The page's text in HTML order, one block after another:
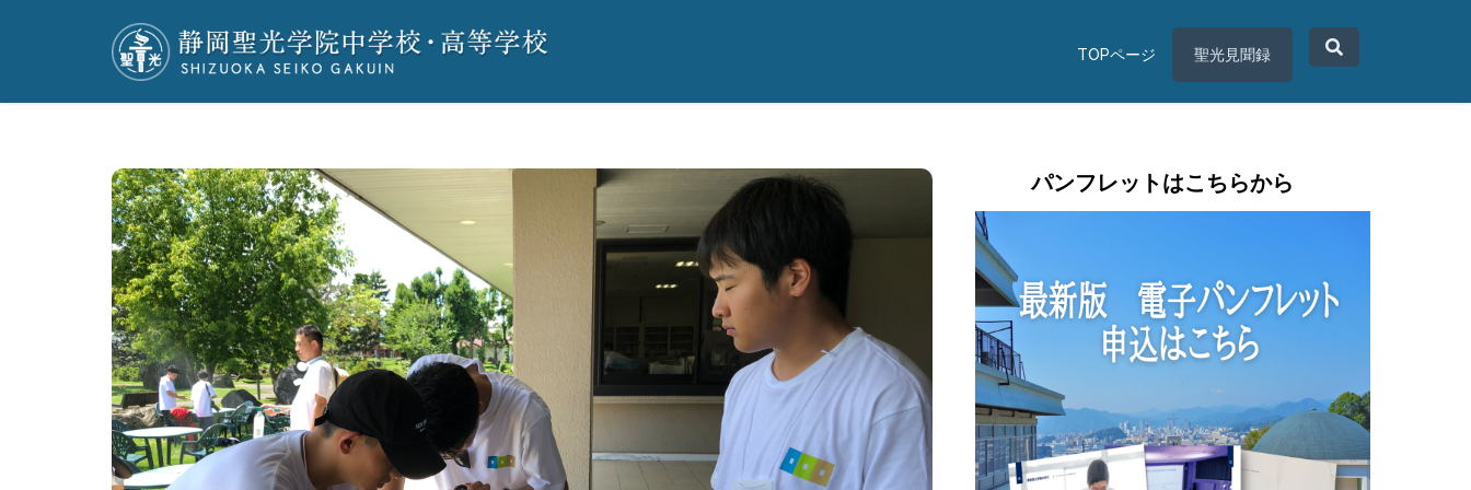
TOPページ 聖光見聞録
パンフレットはこちらから